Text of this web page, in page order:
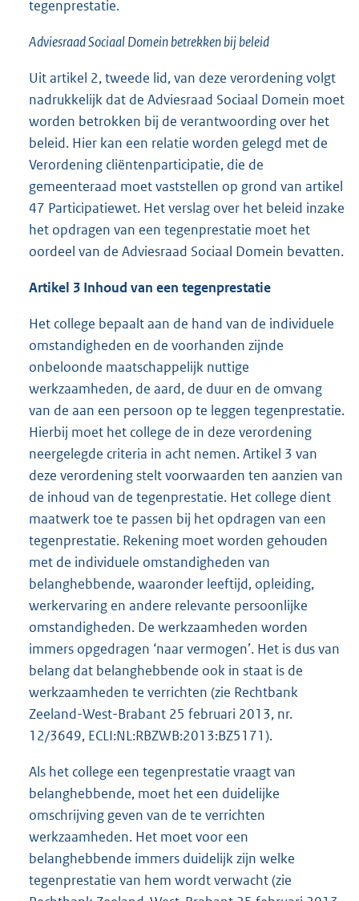
tegenprestatie.
Adviesraad Sociaal Domein betrekken bij beleid
Uit artikel 2, tweede lid, van deze verordening volgt
nadrukkelijk dat de Adviesraad Sociaal Domein moet
worden betrokken bij de verantwoording over het
beleid. Hier kan een relatie worden gelegd met de
Verordening cliëntenparticipatie, die de
gemeenteraad moet vaststellen op grond van artikel
47 Participatiewet. Het verslag over het beleid inzake
het opdragen van een tegenprestatie moet het
oordeel van de Adviesraad Sociaal Domein bevatten.
Artikel 3 Inhoud van een tegenprestatie
Het college bepaalt aan de hand van de individuele
omstandigheden en de voorhanden zijnde
onbeloonde maatschappelijk nuttige
werkzaamheden, de aard, de duur en de omvang
van de aan een persoon op te leggen tegenprestatie.
Hierbij moet het college de in deze verordening
neergelegde criteria in acht nemen. Artikel 3 van
deze verordening stelt voorwaarden ten aanzien van
de inhoud van de tegenprestatie. Het college dient
maatwerk toe te passen bij het opdragen van een
tegenprestatie. Rekening moet worden gehouden
met de individuele omstandigheden van
belanghebbende, waaronder leeftijd, opleiding,
werkervaring en andere relevante persoonlijke
omstandigheden. De werkzaamheden worden
immers opgedragen ‘naar vermogen’. Het is dus van
belang dat belanghebbende ook in staat is de
werkzaamheden te verrichten (zie Rechtbank
Zeeland-West-Brabant 25 februari 2013, nr.
12/3649, ECLI:NL:RBZWB:2013:BZ5171).
Als het college een tegenprestatie vraagt van
belanghebbende, moet het een duidelijke
omschrijving geven van de te verrichten
werkzaamheden. Het moet voor een
belanghebbende immers duidelijk zijn welke
tegenprestatie van hem wordt verwacht (zie